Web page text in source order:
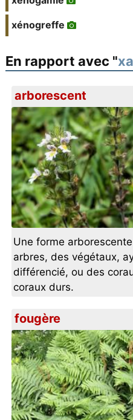
xénogreffe
En rapport avec "
arborescent
Une forme
arbres, des végétaux,
différencié, ou des
coraux durs.
fougère